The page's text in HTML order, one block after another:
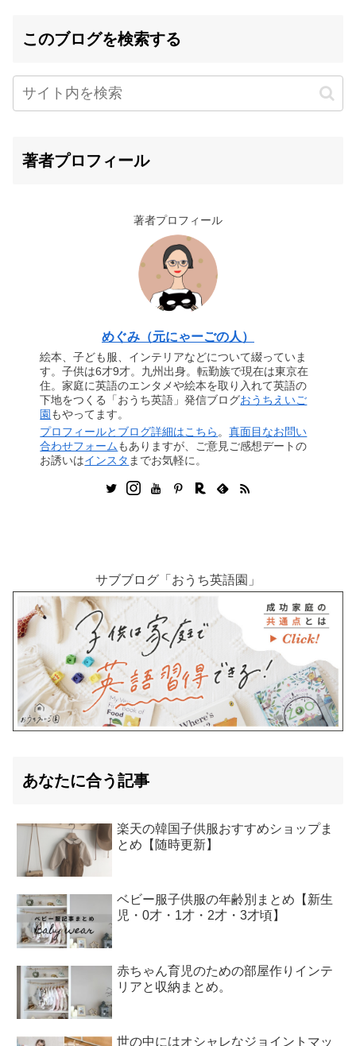
このブログを検索する
著者プロフィール
著者プロフィール
めぐみ（元にゃーごの人）
絵本、子ども服、インテリアなどについて綴っていま
す。子供は6才9才。九州出身。転勤族で現在は東京在
住。家庭に英語のエンタメや絵本を取り入れて英語の
下地をつくる「おうち英語」発信ブログおうちえいご
園 もやってます。
プロフィールとブログ詳細はこちら。真面目なお問い
合わせフォームもありますが、ご意見ご感想デートの
お誘いはインスタ までお気軽に。
サブブログ「おうち英語園」
あなたに合う記事
楽天の韓国子供服おすすめショップま
とめ【随時更新】
ベビー服子供服の年齢別まとめ【新生
児・0才・1才・2才・3才頃】
赤ちゃん育児のための部屋作りインテ
リアと収納まとめ。
世の中にはオシャレなジョイントマッ